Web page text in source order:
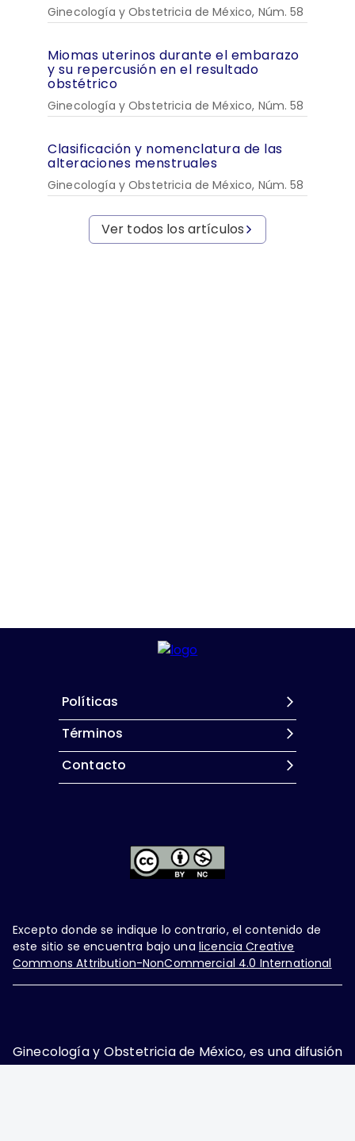
Ginecología y Obstetricia de México, Núm. 58
Miomas uterinos durante el embarazo
y su repercusión en el resultado
obstétrico
Ginecología y Obstetricia de México, Núm. 58
Clasificación y nomenclatura de las
alteraciones menstruales
Ginecología y Obstetricia de México, Núm. 58
Ver todos los artículos
Políticas
Términos
Contacto
Excepto donde se indique lo contrario, el contenido de
este sitio se encuentra bajo una licencia Creative
Commons Attribution-NonCommercial 4.0 International
Ginecología y Obstetricia de México, es una difusión
mensual por la Federación Mexicana de Colegios de